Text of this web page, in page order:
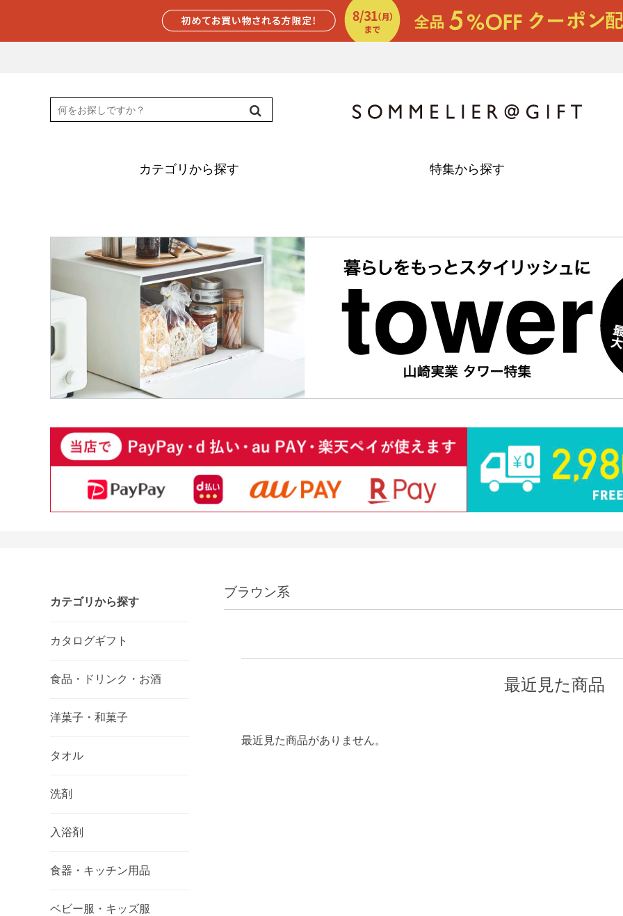
カテゴリから探す 特集から探す
カテゴリから探す
カタログギフト
食品・ドリンク・お酒
洋菓子・和菓子
タオル
洗剤
入浴剤
食器・キッチン用品
ベビー服・キッズ服
ブラウン系
最近見た商品
最近見た商品がありません。